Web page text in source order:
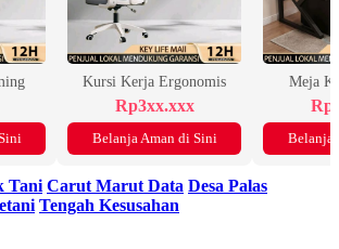
Kursi Kerja Ergonomis
Rp3xx.xxx
Belanja Aman di Sini
Meja
Belanja
Tani Carut Marut Data Desa Palas
Tengah Kesusahan